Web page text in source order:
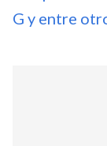
G y entre